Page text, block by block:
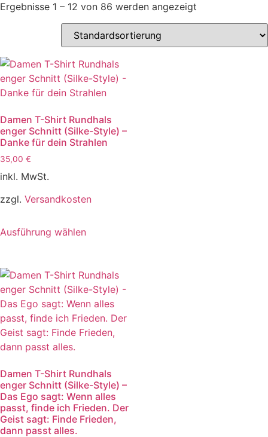
Ergebnisse 1 – 12 von 86 werden angezeigt
Damen T-Shirt Rundhals
enger Schnitt (Silke-Style) –
Danke für dein Strahlen
35,00 €
inkl. MwSt.
zzgl. Versandkosten
Ausführung wählen
Damen T-Shirt Rundhals
enger Schnitt (Silke-Style) –
Das Ego sagt: Wenn alles
passt, finde ich Frieden. Der
Geist sagt: Finde Frieden,
dann passt alles.